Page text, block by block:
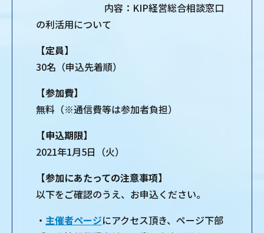
内容：KIP経営総合相談窓口
の利活用について
【定員】
30名（申込先着順）
【参加費】
無料（※通信費等は参加者負担）
【申込期限】
2021年1月5日（火）
【参加にあたっての注意事項】
以下をご確認のうえ、お申込ください。
・ 主催者ページにアクセス頂き、ページ下部